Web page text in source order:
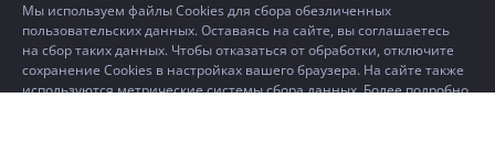
Мы используем файлы Cookies для сбора обезличенных
пользовательских данных. Оставаясь на сайте, вы соглашаетесь
на сбор таких данных. Чтобы отказаться от обработки, отключите
сохранение Cookies в настройках вашего браузера. На сайте также
используются метрические системы сбора данных. Более подробно